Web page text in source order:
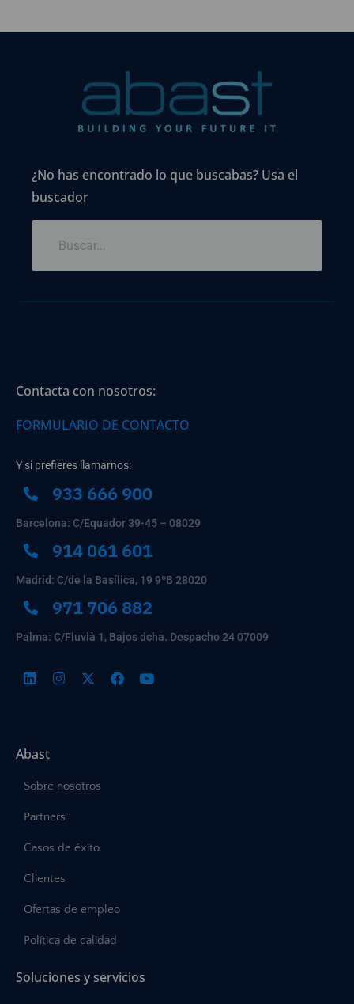
¿No has encontrado lo que buscabas? Usa el
buscador
Contacta con nosotros:
FORMULARIO DE CONTACTO
Y si prefieres llamarnos:
933 666 900
Barcelona: C/Equador 39-45 – 08029
914 061 601
Madrid: C/de la Basílica, 19 9ºB 28020
971 706 882
Palma: C/Fluvià 1, Bajos dcha. Despacho 24 07009
Abast
Sobre nosotros
Partners
Casos de éxito
Clientes
Ofertas de empleo
Política de calidad
Soluciones y servicios